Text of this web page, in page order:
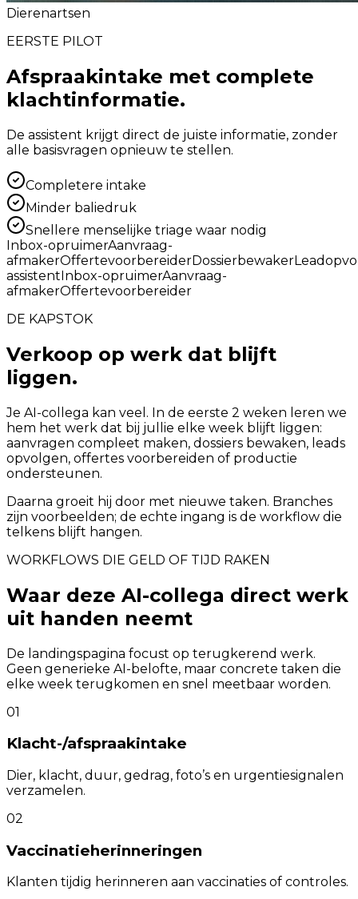
Dierenartsen
EERSTE PILOT
Afspraakintake met complete
klachtinformatie.
De assistent krijgt direct de juiste informatie, zonder
alle basisvragen opnieuw te stellen.
Completere intake
Minder baliedruk
Snellere menselijke triage waar nodig
Inbox-opruimerAanvraag-
afmakerOffertevoorbereiderDossierbewaker
assistentInbox-opruimerAanvraag-
afmakerOffertevoorbereider
DE KAPSTOK
Verkoop op werk dat blijft
liggen.
Je AI-collega kan veel. In de eerste 2 weken leren we
hem het werk dat bij jullie elke week blijft liggen:
aanvragen compleet maken, dossiers bewaken, leads
opvolgen, offertes voorbereiden of productie
ondersteunen.
Daarna groeit hij door met nieuwe taken. Branches
zijn voorbeelden; de echte ingang is de workflow die
telkens blijft hangen.
WORKFLOWS DIE GELD OF TIJD RAKEN
Waar deze AI-collega direct werk
uit handen neemt
De landingspagina focust op terugkerend werk.
Geen generieke AI-belofte, maar concrete taken die
elke week terugkomen en snel meetbaar worden.
01
Klacht-/afspraakintake
Dier, klacht, duur, gedrag, foto’s en urgentiesignalen
verzamelen.
02
Vaccinatieherinneringen
Klanten tijdig herinneren aan vaccinaties of controles.